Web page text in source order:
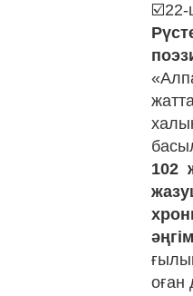
☑️22-
102
оған